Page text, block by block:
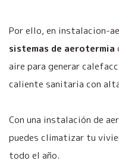
Por ello, en instalacion-
sistemas de aerotermia
aire para generar
caliente sanitaria con
Con una instalación de
puedes climatizar tu
todo el año.